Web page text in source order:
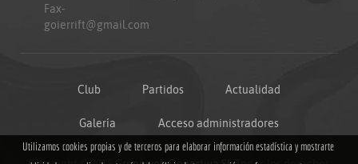
Fax-
goierrift@gmail.com
Club Partidos Actualidad
Galería Acceso administradores
Utilizamos cookies propias y de terceros para elaborar información estadística y mostrarte